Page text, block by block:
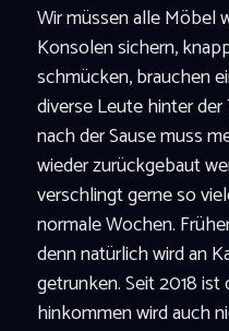
Wir müssen alle Möbel
Konsolen sichern,
schmücken, brauchen
diverse Leute hinter
nach der Sause muss
wieder zurückgebaut
verschlingt gerne so
normale Wochen.
denn natürlich wird an
getrunken. Seit 2018
hinkommen wird auch